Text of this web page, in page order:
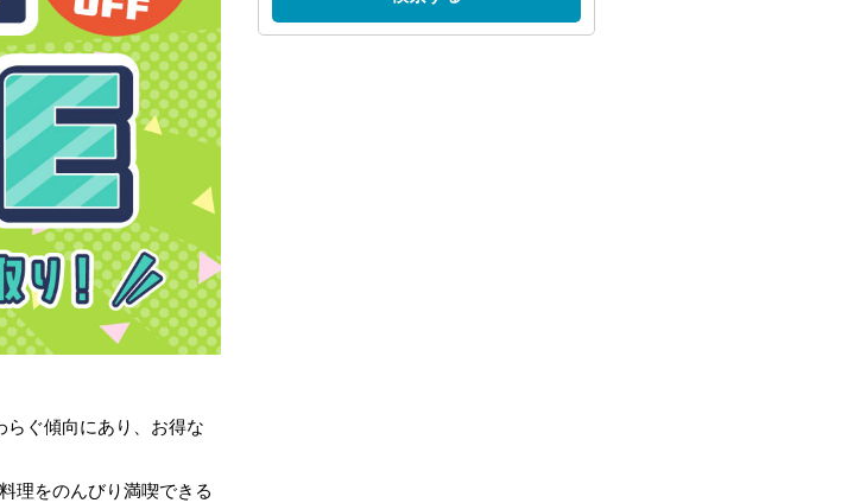
らぐ傾向にあり、お得な
理をのんびり満喫できる